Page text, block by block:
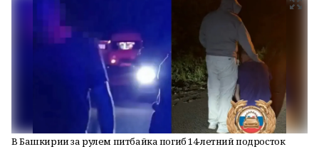
В Башкирии за рулем питбайка погиб 14-летний подросток